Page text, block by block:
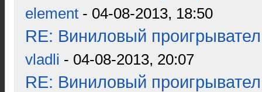
element - 04-08-2013, 18:50
RE: Виниловый
vladli - 04-08-2013, 20:07
RE: Виниловый